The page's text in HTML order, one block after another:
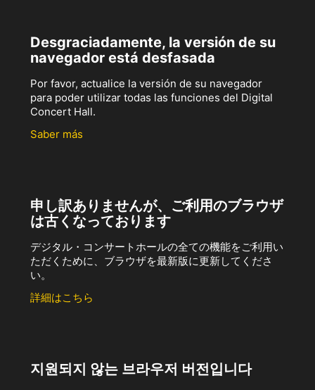
Desgraciadamente, la versión de su
navegador está desfasada
Por favor, actualice la versión de su navegador
para poder utilizar todas las funciones del Digital
Concert Hall.
Saber más
申し訳ありませんが、ご利用のブラウザ
は古くなっております
デジタル・コンサートホールの全ての機能をご利用い
ただくために、ブラウザを最新版に更新してくださ
い。
詳細はこちら
지원되지 않는 브라우저 버전입니다